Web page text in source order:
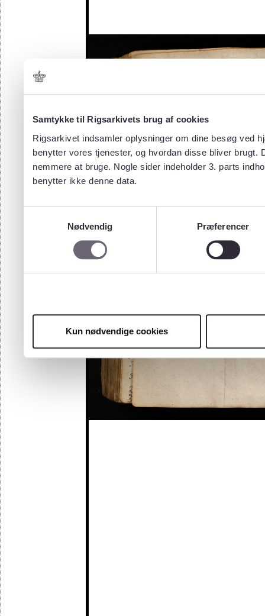
Samtykke til Rigsarkivets brug af cookies
Rigsarkivet indsamler oplysninger om dine besøg ved
benytter vores tjenester, og hvordan disse bliver
nemmere at bruge. Nogle sider indeholder 3. parts
benytter ikke denne data.
Nødvendig
Præferencer
Kun nødvendige cookies